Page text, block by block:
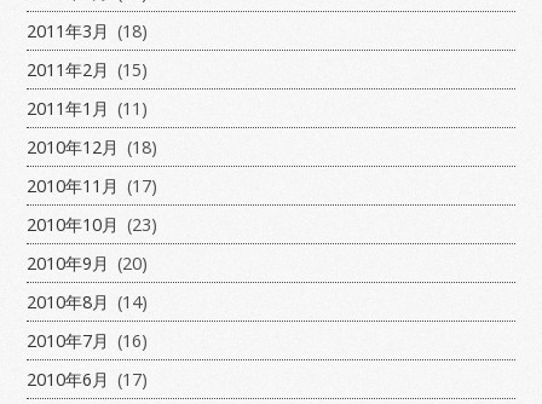
2011年3月 (18)
2011年2月 (15)
2011年1月 (11)
2010年12月 (18)
2010年11月 (17)
2010年10月 (23)
2010年9月 (20)
2010年8月 (14)
2010年7月 (16)
2010年6月 (17)